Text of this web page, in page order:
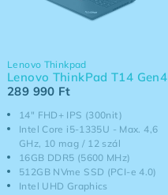
14" FHD+ IPS (300nit)
Intel Core i5-1335U - Max. 4,6
GHz, 10 mag / 12 szál
16GB DDR5 (5600 MHz)
512GB NVme SSD (PCI-e 4.0)
Intel UHD Graphics
Lenovo Thinkpad
Lenovo ThinkPad T14 Gen4
289 990 Ft